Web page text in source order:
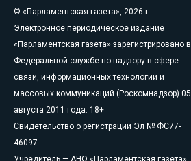
© «Парламентская газета», 2026 г.
Электронное периодическое издание
«Парламентская газета» зарегистрировано в
Федеральной службе по надзору в сфере
связи, информационных технологий и
массовых коммуникаций (Роскомнадзор) 05
августа 2011 года. 18+
Свидетельство о регистрации Эл № ФС77-
46097
Учредитель — АНО «Парламентская газета»